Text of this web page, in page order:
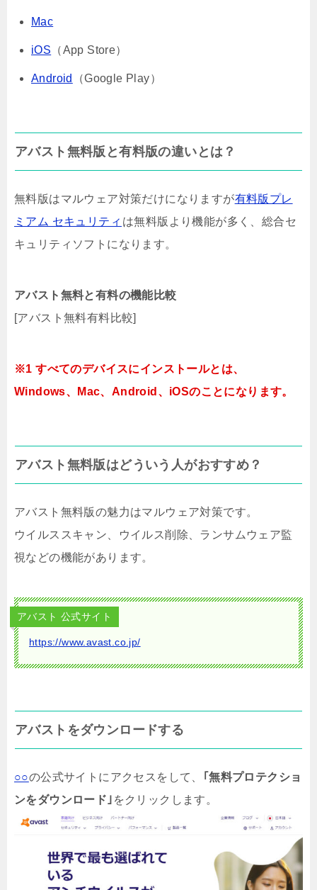
Mac
iOS （App Store）
Android （Google Play）
アバスト無料版と有料版の違いとは？
無料版はマルウェア対策だけになりますが有料版プレ
ミアム セキュリティ は無料版より機能が多く、総合セ
キュリティソフトになります。
アバスト無料と有料の機能比較
[アバスト無料有料比較]
※1 すべてのデバイスにインストールとは、
Windows、Mac、Android、iOSのことになります。
アバスト無料版はどういう人がおすすめ？
アバスト無料版の魅力はマルウェア対策です。
ウイルススキャン、ウイルス削除、ランサムウェア監
視などの機能があります。
アバスト 公式サイト
https://www.avast.co.jp/
アバストをダウンロードする
○○の公式サイトにアクセスをして、
｢無料プロテクショ
ンをダウンロード｣ をクリックします。